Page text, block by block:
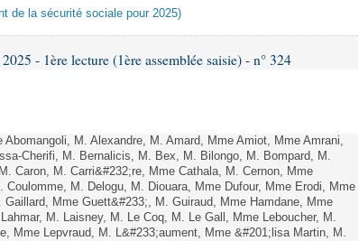
de la sécurité sociale pour 2025)
- 1ère lecture (1ère assemblée saisie) - n° 324
M. Alexandre, M. Amard, Mme Amiot, Mme Amrani,
Cherifi, M. Bernalicis, M. Bex, M. Bilongo, M. Bompard, M.
Caron, M. Carri&#232;re, Mme Cathala, M. Cernon, Mme
M. Delogu, M. Diouara, Mme Dufour, Mme Erodi, Mme
Gaillard, Mme Guett&#233;, M. Guiraud, Mme Hamdane, Mme
M. Laisney, M. Le Coq, M. Le Gall, Mme Leboucher, M.
Mme Lepvraud, M. L&#233;aument, Mme &#201;lisa Martin, M.